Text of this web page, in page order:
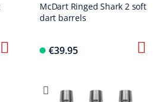
McDart Ringed Shark 2 soft
dart barrels
€39.95